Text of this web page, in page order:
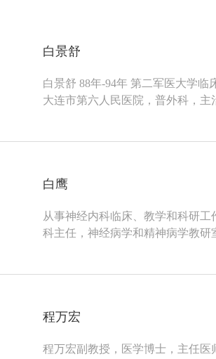
白景舒
白景舒 88年-94年 第二军医大学临
大连市第六人民医院，普外科，主
白鹰
从事神经内科临床、教学和科研
科主任，神经病学和精神病学教
程万宏
程万宏副教授，医学博士，主任